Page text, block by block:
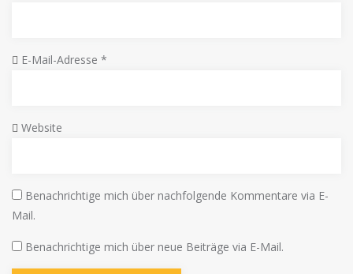
E-Mail-Adresse *
Website
Benachrichtige mich über nachfolgende Kommentare via E-
Mail.
Benachrichtige mich über neue Beiträge via E-Mail.